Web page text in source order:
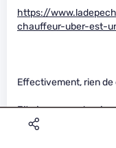
https://
chauffeur-uber-est-
Effectivement, rien de
J’te jure, quand on
semaines on ne voit